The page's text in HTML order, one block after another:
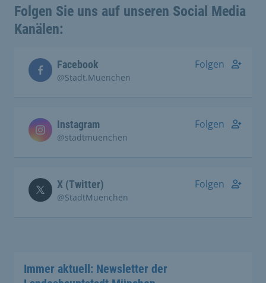
Folgen Sie uns auf unseren Social Media
Kanälen:
Facebook
@Stadt.Muenchen
Folgen
Instagram
@stadtmuenchen
Folgen
X (Twitter)
@StadtMuenchen
Folgen
Immer aktuell: Newsletter der